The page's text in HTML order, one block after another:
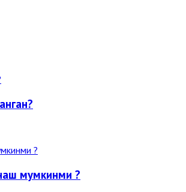
мумкинми ?